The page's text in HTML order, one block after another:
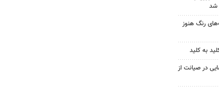
شد
رنگ هنوز
به ‌کلید
در صیانت از